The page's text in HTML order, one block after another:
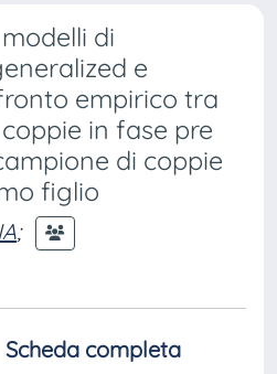
di
e
empirico tra
in fase pre
di coppie
figlio
;
Scheda completa